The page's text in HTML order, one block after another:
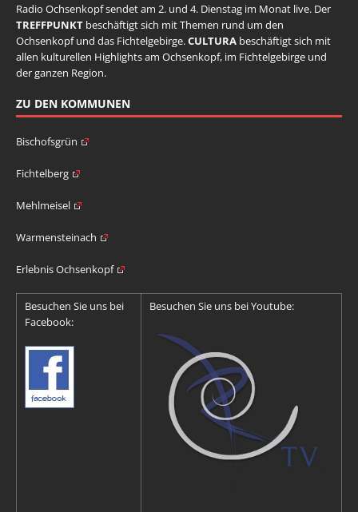
Radio Ochsenkopf sendet am 2. und 4. Dienstag im Monat live. Der
TREFFPUNKT beschäftigt sich mit Themen rund um den
Ochsenkopf und das Fichtelgebirge.CULTURA beschäftigt sich mit
allen kulturellen Highlights am Ochsenkopf, im Fichtelgebirge und
der ganzen Region.
ZU DEN KOMMUNEN
Bischofsgrün
Fichtelberg
Mehlmeisel
Warmensteinach
Erlebnis Ochsenkopf
Besuchen Sie uns bei
Facebook:
Besuchen Sie uns bei Youtube: